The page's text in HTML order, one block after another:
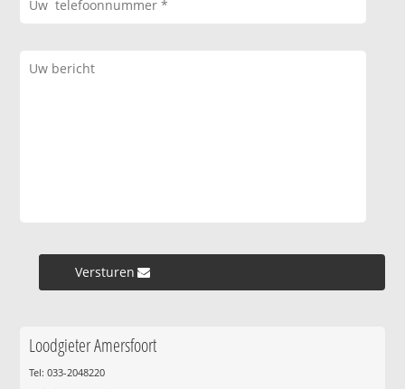
Versturen »
Loodgieter Amersfoort
Tel: 033-2048220